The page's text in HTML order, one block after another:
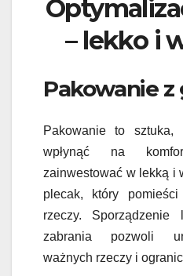
– lekko i
Pakowanie z
Pakowanie to sztuka,
wpłynąć na
zainwestować w lekką i
plecak, który
rzeczy.
zabrania pozwoli
ważnych rzeczy i